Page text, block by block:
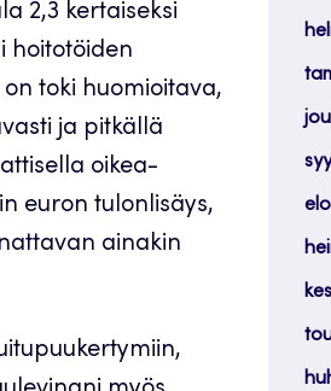
2,3 kertaiseksi
hoitotöiden
toki huomioitava,
ja pitkällä
oikea-
euron tulonlisäys,
ainakin